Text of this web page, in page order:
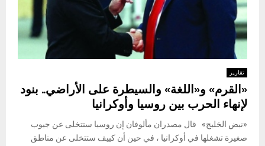
تقارير
«القرم» و«اللغة» والسيطرة على الأراضي.. بنود
لإنهاء الحرب بين روسيا وأوكرانيا
«نبض الخليج» قال مصدران مألوفان إن روسيا ستتخلى عن جيوب
صغيرة تشغلها في أوكرانيا ، في حين أن كييف ستتخلى عن مناطق